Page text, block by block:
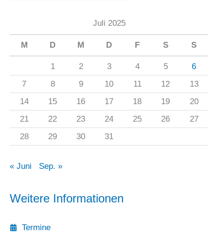
Juli 2025
M D M D F S S
1 2 3 4 5
6
7
8 9 10 11 12
13
14
15 16 17 18 19
20
21
22 23 24 25 26
27
28
29 30 31
« Juni Sep. »
Weitere Informationen
Termine